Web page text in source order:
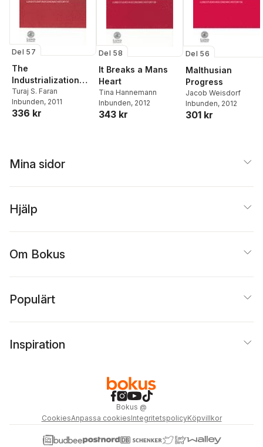
Del 57
The
Industrialization
Process in the
Chinese Mirror
Turaj S. Faran
Inbunden, 2011
336 kr
Del 58
It Breaks a Mans
Heart
Tina Hannemann
Inbunden, 2012
343 kr
Del 56
Malthusian
Progress
Jacob Weisdorf
Inbunden, 2012
301 kr
Mina sidor
Hjälp
Om Bokus
Populärt
Inspiration
Bokus @
CookiesAnpassa cookiesIntegritetspolicyKöpvillkor